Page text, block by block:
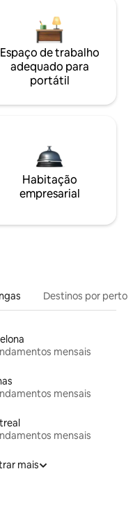
Espaço de trabalho
adequado para
portátil
Habitação
empresarial
Destinos por perto
mensais
mensais
mensais
mais